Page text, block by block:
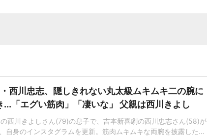
西川忠志、隠しきれない丸太級ムキムキ二の腕に
...「エグい筋肉」「凄いな」 父親は西川きよし
西川きよしさん(79)の息子で、吉本新喜劇の西川忠志さん(58)が
自身のインスタグラムを更新。筋肉ムキムキな両腕を披露した。